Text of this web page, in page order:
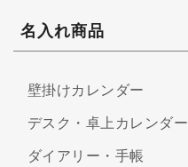
名入れ商品
壁掛けカレンダー
デスク・卓上カレンダー
ダイアリー・手帳